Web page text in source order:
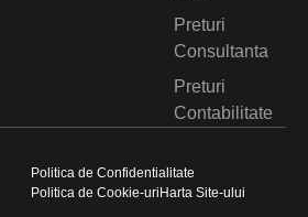
Preturi
Consultanta
Preturi
Contabilitate
Politica de Confidentialitate
Politica de Cookie-uri Harta Site-ului